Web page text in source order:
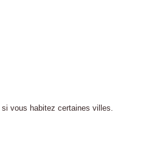
vous habitez certaines villes.